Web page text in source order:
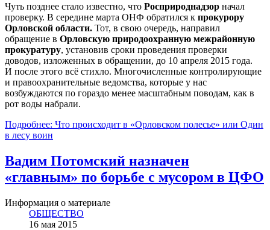
Чуть позднее стало известно, что Росприроднадзор начал
проверку. В середине марта ОНФ обратился к прокурору
Орловской области. Тот, в свою очередь, направил
обращение в Орловскую природоохранную межрайонную
прокуратуру, установив сроки проведения проверки
доводов, изложенных в обращении, до 10 апреля 2015 года.
И после этого всё стихло. Многочисленные контролирующие
и правоохранительные ведомства, которые у нас
возбуждаются по гораздо менее масштабным поводам, как в
рот воды набрали.
Подробнее: Что происходит в «Орловском полесье» или Один
в лесу воин
Вадим Потомский назначен
«главным» по борьбе с мусором в ЦФО
Информация о материале
ОБЩЕСТВО
16 мая 2015